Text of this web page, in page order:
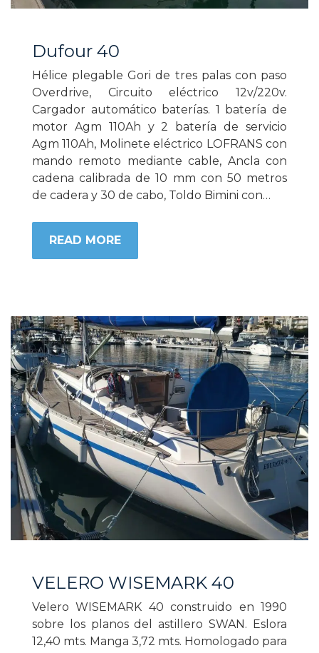
Dufour 40
Hélice plegable Gori de tres palas con paso
Overdrive, Circuito eléctrico 12v/220v.
Cargador automático baterías. 1 batería de
motor Agm 110Ah y 2 batería de servicio
Agm 110Ah, Molinete eléctrico LOFRANS con
mando remoto mediante cable, Ancla con
cadena calibrada de 10 mm con 50 metros
de cadera y 30 de cabo, Toldo Bimini con…
READ MORE
VELERO WISEMARK 40
Velero WISEMARK 40 construido en 1990
sobre los planos del astillero SWAN. Eslora
12,40 mts. Manga 3,72 mts. Homologado para